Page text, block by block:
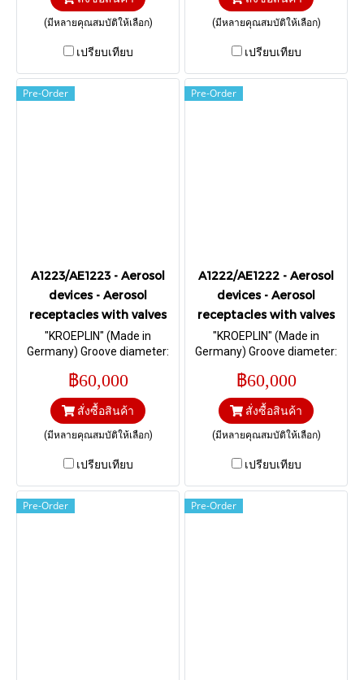
(มีหลายคุณสมบัติให้เลือก)
เปรียบเทียบ
(มีหลายคุณสมบัติให้เลือก)
เปรียบเทียบ
Pre-Order
A1223/AE1223 - Aerosol
devices - Aerosol
receptacles with valves
"KROEPLIN" (Made in
Germany) Groove diameter:
17,4 mm I Range 0 – 30, 0 –
25 mm.
฿60,000
สั่งซื้อสินค้า
(มีหลายคุณสมบัติให้เลือก)
เปรียบเทียบ
Pre-Order
A1222/AE1222 - Aerosol
devices - Aerosol
receptacles with valves
"KROEPLIN" (Made in
Germany) Groove diameter:
16 mm I Range 0 – 30, 0 – 25
mm.
฿60,000
สั่งซื้อสินค้า
(มีหลายคุณสมบัติให้เลือก)
เปรียบเทียบ
Pre-Order Pre-Order